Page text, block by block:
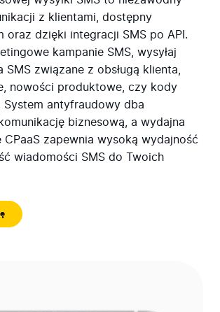
z klientami, dostępny
oraz dzięki integracji SMS po API.
kampanie SMS, wysyłaj
SMS związane z obsługą klienta,
nowości produktowe, czy kody
System antyfraudowy dba
biznesową, a wydajna
CPaaS zapewnia wysoką wydajność
wiadomości SMS do Twoich